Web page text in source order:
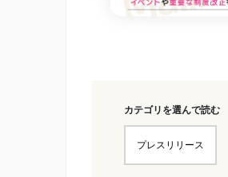
カテゴリを選んで読む
プレスリリース